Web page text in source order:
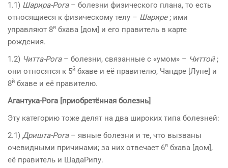
1.1) Шарира-Рога– болезни физического плана, то есть
относящиеся к физическому телу – Шарире; ими
управляют 8я бхава [дом] и его правитель в карте
рождения.
1.2) Читта-Рога– болезни, связанные с «умом» – Читтой;
они относятся к 5й бхаве и её правителю, Чандре [Луне] и
8й бхаве и её правителю.
Агантука-Рога [приобретённая болезнь]
Эту категорию тоже делят на два широких типа болезней:
2.1) Дришта-Рога– явные болезни и те, что вызваны
очевидными причинами; за них отвечает 6я бхава [дом],
её правитель и ШадаРипу.